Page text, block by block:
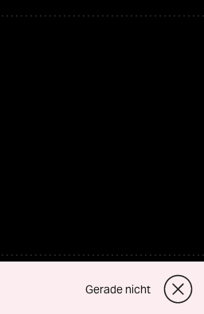
Gerade nicht